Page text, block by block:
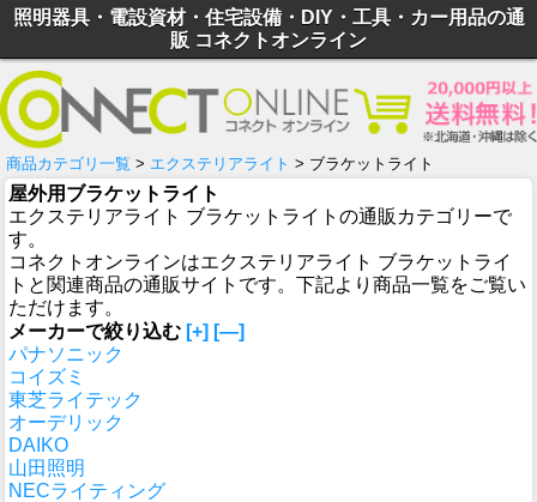
照明器具・電設資材・住宅設備・DIY・工具・カー用品の通
販 コネクトオンライン
商品カテゴリ一覧 > エクステリアライト > ブラケットライト
屋外用ブラケットライト
エクステリアライト ブラケットライトの通販カテゴリーで
す。
コネクトオンラインはエクステリアライト ブラケットライ
トと関連商品の通販サイトです。下記より商品一覧をご覧い
ただけます。
メーカーで絞り込む [+] [—]
パナソニック
コイズミ
東芝ライテック
オーデリック
DAIKO
山田照明
NECライティング